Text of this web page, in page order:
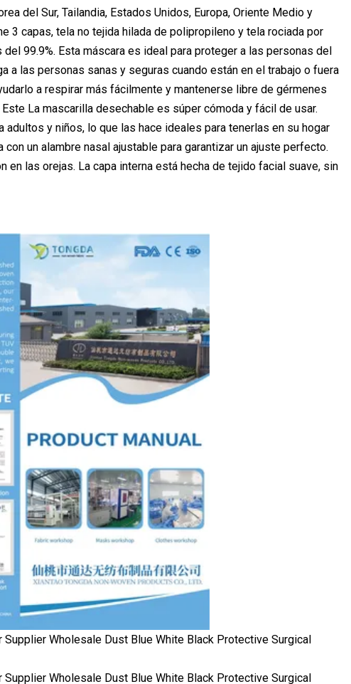
del Sur, Tailandia, Estados Unidos, Europa, Oriente Medio y
3 capas, tela no tejida hilada de polipropileno y tela rociada por
99.9%. Esta máscara es ideal para proteger a las personas del
a las personas sanas y seguras cuando están en el trabajo o fuera
a respirar más fácilmente y mantenerse libre de gérmenes
La mascarilla desechable es súper cómoda y fácil de usar.
y niños, lo que las hace ideales para tenerlas en su hogar
un alambre nasal ajustable para garantizar un ajuste perfecto.
las orejas. La capa interna está hecha de tejido facial suave, sin